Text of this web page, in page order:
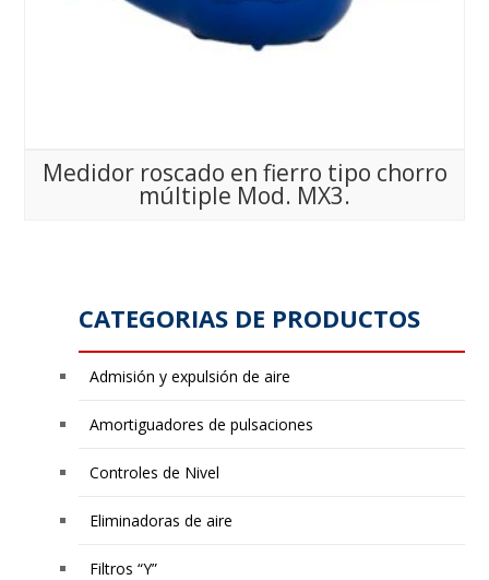
Medidor roscado en fierro tipo chorro
múltiple Mod. MX3.
CATEGORIAS DE PRODUCTOS
Admisión y expulsión de aire
Amortiguadores de pulsaciones
Controles de Nivel
Eliminadoras de aire
Filtros “Y”